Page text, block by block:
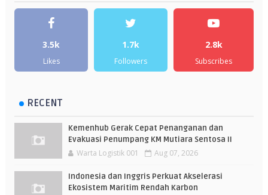
3.5k
Likes
1.7k
Followers
2.8k
Subscribes
RECENT
Kemenhub Gerak Cepat Penanganan dan
Evakuasi Penumpang KM Mutiara Sentosa II
Warta Logistik 001 Aug 07, 2026
Indonesia dan Inggris Perkuat Akselerasi
Ekosistem Maritim Rendah Karbon